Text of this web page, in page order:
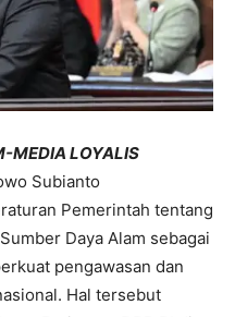
MEDIA LOYALIS
Subianto
Pemerintah tentang
Daya Alam sebagai
pengawasan dan
Hal tersebut